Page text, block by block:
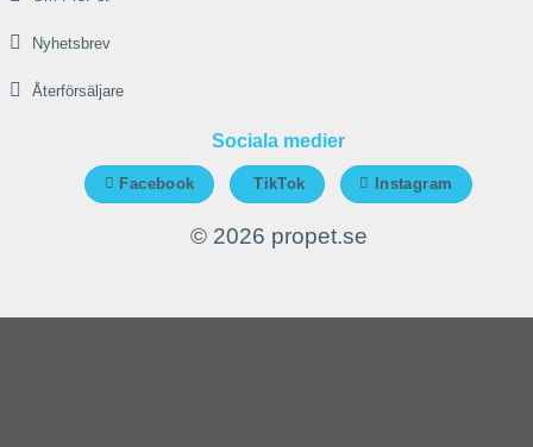
Nyhetsbrev
Återförsäljare
Sociala medier
Facebook TikTok Instagram
© 2026 propet.se